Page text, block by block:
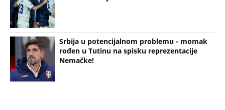
Srbija u potencijalnom problemu - momak
rođen u Tutinu na spisku reprezentacije
Nemačke!